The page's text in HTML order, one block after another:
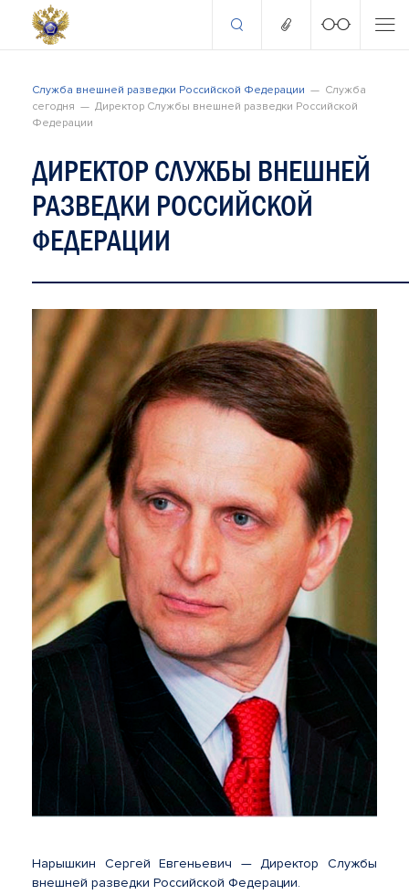
Служба внешней разведки Российской Федерации
Служба
сегодня
Директор Службы внешней разведки Российской
Федерации
ДИРЕКТОР СЛУЖБЫ ВНЕШНЕЙ
РАЗВЕДКИ РОССИЙСКОЙ
ФЕДЕРАЦИИ
Нарышкин Сергей Евгеньевич — Директор Службы
внешней разведки Российской Федерации.